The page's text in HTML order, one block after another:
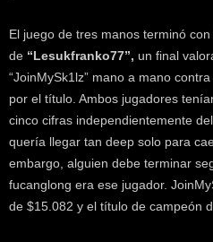
El juego de tres manos terminó
de “Lesukfranko77”, un final
“JoinMySk1lz” mano a mano contra
por el título. Ambos jugadores
cinco cifras independientemente
quería llegar tan deep solo para
embargo, alguien debe terminar
fucanglong era ese jugador.
de $15.082 y el título de campeón